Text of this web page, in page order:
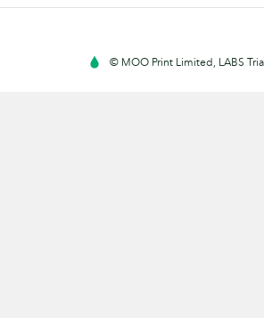
© MOO Print Limited, LABS